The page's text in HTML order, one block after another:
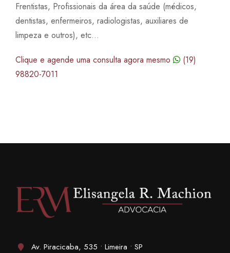
Frentistas, Profissionais da área da saúde (médicos,
dentistas, enfermeiros, radiologistas, auxiliares de
limpeza e outros), etc...
Clique e agende uma consulta agora mesmo
(19)
98820-7011
Av. Piracicaba, 535 • Limeira • SP